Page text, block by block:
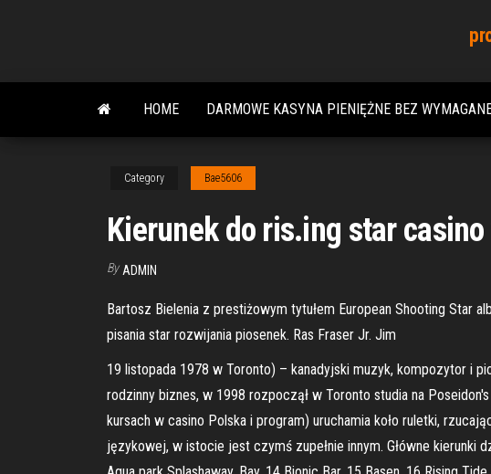
content
HOME DARMOWE KASYNA PIENIĘŻNE BEZ
Category Bae5606
Kierunek do ris.ing star
By ADMIN
Bartosz Bielenia z prestiżowym tytułem European Shooting Star
pisania star rozwijania piosenek. Ras Fraser Jr. Jim
19 listopada 1978 w Toronto) – kanadyjski muzyk, kompozytor i
rodzinny biznes, w 1998 rozpoczął w Toronto studia na
kursach w casino Polska i program) uruchamia koło ruletki,
językowej, w istocie jest czymś zupełnie innym. Główne kierunki